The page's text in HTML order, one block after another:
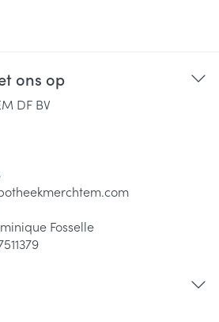
ons op
DF BV
Fosselle